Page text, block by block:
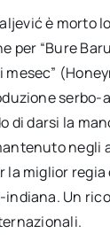
è morto
per “Bure
serbo-
darsi la
negli
la miglior regia
indiana. Un